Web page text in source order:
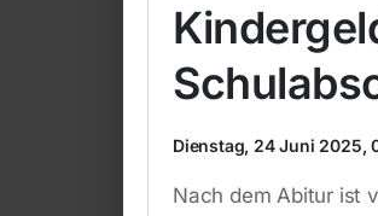
Dienstag, 24 Juni 2025,
Nach dem Abitur ist